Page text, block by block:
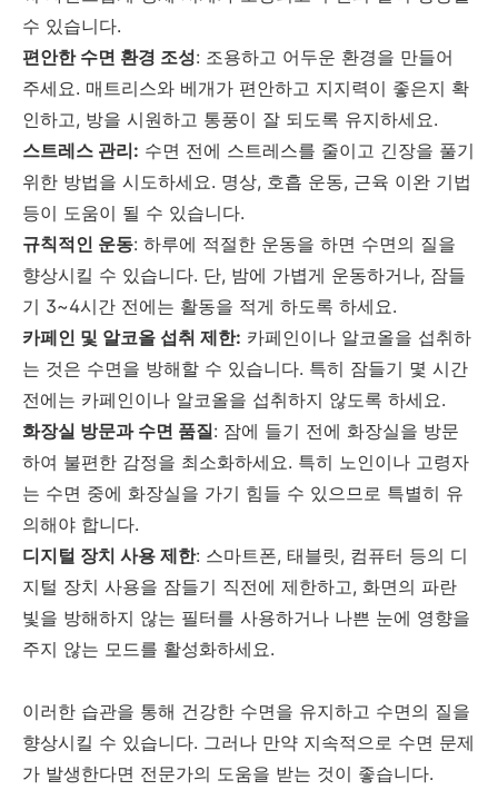
수 있습니다.
편안한 수면 환경 조성: 조용하고 어두운 환경을 만들어
주세요. 매트리스와 베개가 편안하고 지지력이 좋은지 확
인하고, 방을 시원하고 통풍이 잘 되도록 유지하세요.
스트레스 관리: 수면 전에 스트레스를 줄이고 긴장을 풀기
위한 방법을 시도하세요. 명상, 호흡 운동, 근육 이완 기법
등이 도움이 될 수 있습니다.
규칙적인 운동: 하루에 적절한 운동을 하면 수면의 질을
향상시킬 수 있습니다. 단, 밤에 가볍게 운동하거나, 잠들
기 3~4시간 전에는 활동을 적게 하도록 하세요.
카페인 및 알코올 섭취 제한: 카페인이나 알코올을 섭취하
는 것은 수면을 방해할 수 있습니다. 특히 잠들기 몇 시간
전에는 카페인이나 알코올을 섭취하지 않도록 하세요.
화장실 방문과 수면 품질: 잠에 들기 전에 화장실을 방문
하여 불편한 감정을 최소화하세요. 특히 노인이나 고령자
는 수면 중에 화장실을 가기 힘들 수 있으므로 특별히 유
의해야 합니다.
디지털 장치 사용 제한: 스마트폰, 태블릿, 컴퓨터 등의 디
지털 장치 사용을 잠들기 직전에 제한하고, 화면의 파란
빛을 방해하지 않는 필터를 사용하거나 나쁜 눈에 영향을
주지 않는 모드를 활성화하세요.
이러한 습관을 통해 건강한 수면을 유지하고 수면의 질을
향상시킬 수 있습니다. 그러나 만약 지속적으로 수면 문제
가 발생한다면 전문가의 도움을 받는 것이 좋습니다.